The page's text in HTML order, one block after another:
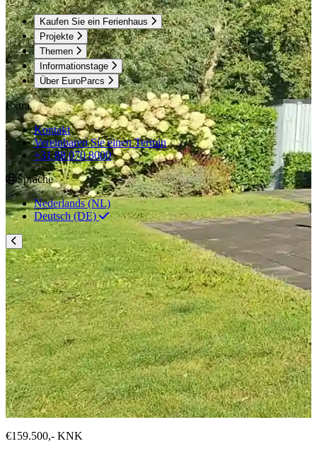
Kaufen Sie ein Ferienhaus
Projekte
Themen
Informationstage
Über EuroParcs
Extra
Kontakt
Vereinbaren Sie einen Termin
+31 88 070 8000
Sprache
Nederlands (NL)
Deutsch (DE)
€159.500,- KNK